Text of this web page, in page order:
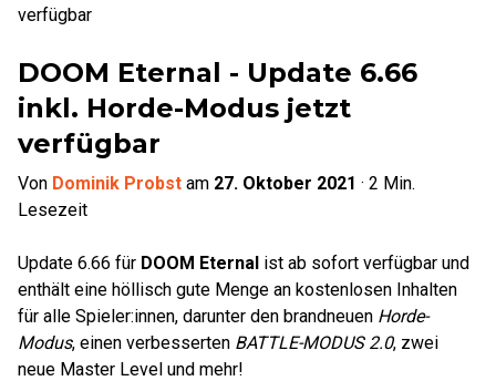
verfügbar
DOOM Eternal - Update 6.66
inkl. Horde-Modus jetzt
verfügbar
Von Dominik Probst am 27. Oktober 2021 · 2 Min.
Lesezeit
Update 6.66 für DOOM Eternal ist ab sofort verfügbar und
enthält eine höllisch gute Menge an kostenlosen Inhalten
für alle Spieler:innen, darunter den brandneuen Horde-
Modus, einen verbesserten BATTLE-MODUS 2.0, zwei
neue Master Level und mehr!